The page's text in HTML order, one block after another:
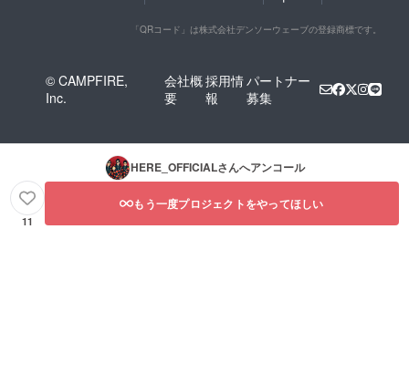
「QRコード」は株式会社デンソーウェーブの登録商標です。
© CAMPFIRE,
Inc.
会社概
要
採用情
報
パートナー
募集
HERE_OFFICIALさんへアンコール
11
もう一度プロジェクトをやってほしい